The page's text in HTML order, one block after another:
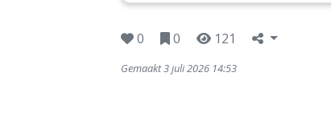
0 0 121
Gemaakt 3 juli 2026 14:53